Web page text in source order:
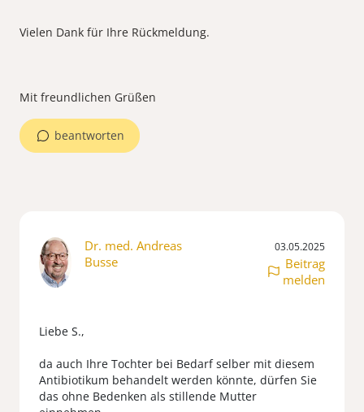
Vielen Dank für Ihre Rückmeldung.
beantworten
Dr. med. Andreas
Busse
03.05.2025
Beitrag
melden
Liebe S.,
da auch Ihre Tochter bei Bedarf selber mit diesem
Antibiotikum behandelt werden könnte, dürfen Sie
das ohne Bedenken als stillende Mutter